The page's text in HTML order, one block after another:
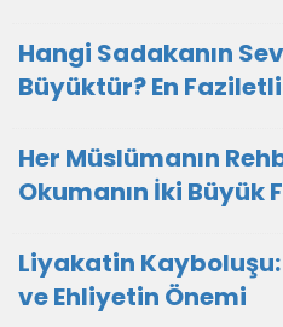
Hangi Sadakanın
Büyüktür? En
Her Müslümanın
Okumanın İki Büyük
Liyakatin
ve Ehliyetin Önemi